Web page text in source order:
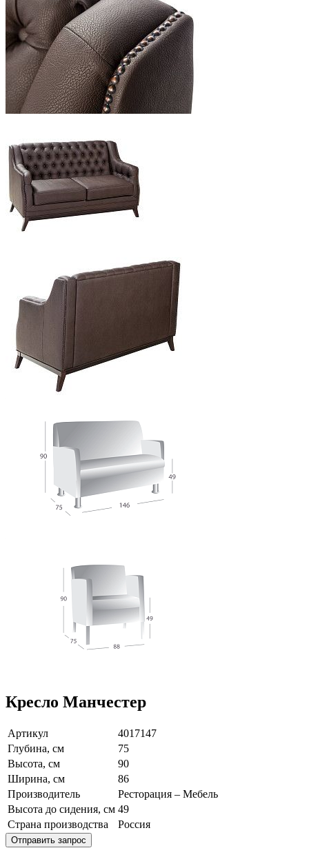
Кресло Манчестер
Артикул
4017147
Глубина, см
75
Высота, см
90
Ширина, см
86
Производитель
Ресторация – Мебель
Высота до сидения, см 49
Страна производства
Россия
Отправить запрос